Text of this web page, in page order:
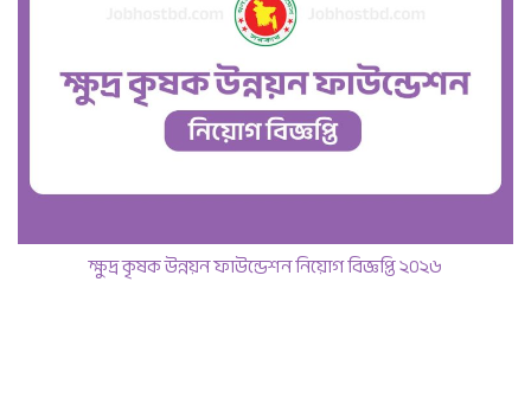
ক্ষুদ্র কৃষক উন্নয়ন ফাউন্ডেশন নিয়োগ বিজ্ঞপ্তি ২০২৬